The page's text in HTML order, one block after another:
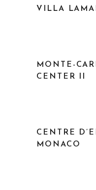
VILLA
MONTE-
CENTER II
CENTRE
MONACO